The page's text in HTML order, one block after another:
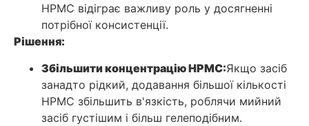
HPMC відіграє важливу роль у досягненні
потрібної консистенції.
Рішення:
Збільшити концентрацію HPMC:Якщо засіб
занадто рідкий, додавання більшої кількості
HPMC збільшить в'язкість, роблячи мийний
засіб густішим і більш гелеподібним.